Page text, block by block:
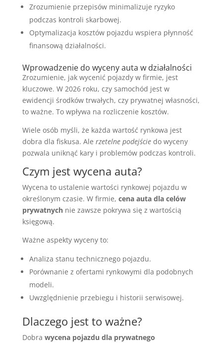
Zrozumienie przepisów minimalizuje ryzyko
podczas kontroli skarbowej.
Optymalizacja kosztów pojazdu wspiera płynność
finansową działalności.
Wprowadzenie do wyceny auta w działalności
Zrozumienie, jak wycenić pojazdy w firmie, jest
kluczowe. W 2026 roku, czy samochód jest w
ewidencji środków trwałych, czy prywatnej własności,
to ważne. To wpływa na rozliczenie kosztów.
Wiele osób myśli, że każda wartość rynkowa jest
dobra dla fiskusa. Ale rzetelne podejściedo wyceny
pozwala uniknąć kary i problemów podczas kontroli.
Czym jest wycena auta?
Wycena to ustalenie wartości rynkowej pojazdu w
określonym czasie. W firmie, cena auta dla celów
prywatnychnie zawsze pokrywa się z wartością
księgową.
Ważne aspekty wyceny to:
Analiza stanu technicznego pojazdu.
Porównanie z ofertami rynkowymi dla podobnych
modeli.
Uwzględnienie przebiegu i historii serwisowej.
Dlaczego jest to ważne?
Dobra wycena pojazdu dla prywatnego